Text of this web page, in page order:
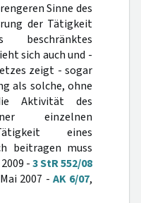
Sinne des
der Tätigkeit
beschränktes
sich auch und -
zeigt - sogar
als solche, ohne
Aktivität des
einzelnen
eines
beitragen muss
-3 StR 552/08
2007 - AK 6/07,